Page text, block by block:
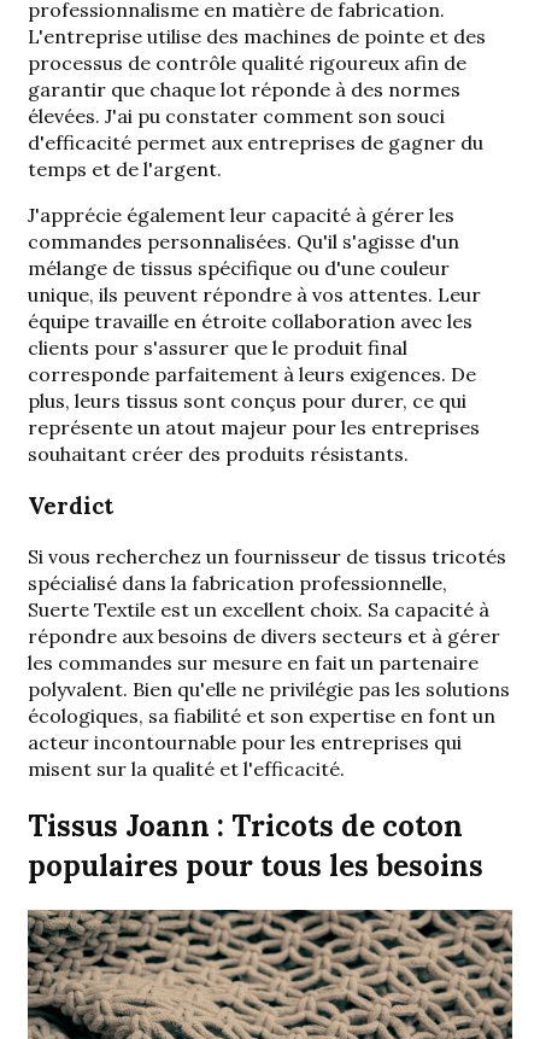
professionnalisme en matière de fabrication.
L'entreprise utilise des machines de pointe et des
processus de contrôle qualité rigoureux afin de
garantir que chaque lot réponde à des normes
élevées. J'ai pu constater comment son souci
d'efficacité permet aux entreprises de gagner du
temps et de l'argent.
J'apprécie également leur capacité à gérer les
commandes personnalisées. Qu'il s'agisse d'un
mélange de tissus spécifique ou d'une couleur
unique, ils peuvent répondre à vos attentes. Leur
équipe travaille en étroite collaboration avec les
clients pour s'assurer que le produit final
corresponde parfaitement à leurs exigences. De
plus, leurs tissus sont conçus pour durer, ce qui
représente un atout majeur pour les entreprises
souhaitant créer des produits résistants.
Verdict
Si vous recherchez un fournisseur de tissus tricotés
spécialisé dans la fabrication professionnelle,
Suerte Textile est un excellent choix. Sa capacité à
répondre aux besoins de divers secteurs et à gérer
les commandes sur mesure en fait un partenaire
polyvalent. Bien qu'elle ne privilégie pas les solutions
écologiques, sa fiabilité et son expertise en font un
acteur incontournable pour les entreprises qui
misent sur la qualité et l'efficacité.
Tissus Joann : Tricots de coton
populaires pour tous les besoins